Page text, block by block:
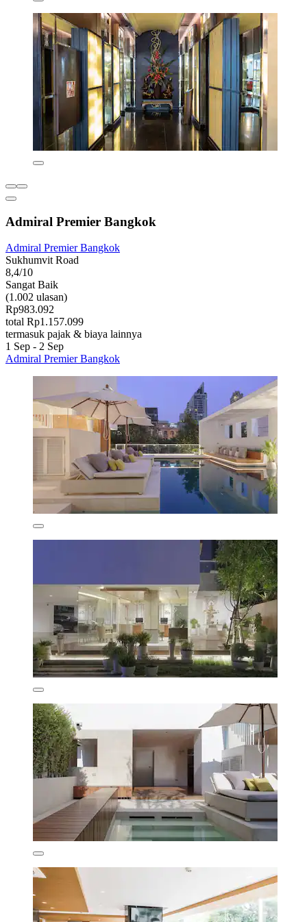
Admiral Premier Bangkok
Admiral Premier Bangkok
Sukhumvit Road
8,4/10
Sangat Baik
(1.002 ulasan)
Rp983.092
total Rp1.157.099
termasuk pajak & biaya lainnya
1 Sep - 2 Sep
Admiral Premier Bangkok